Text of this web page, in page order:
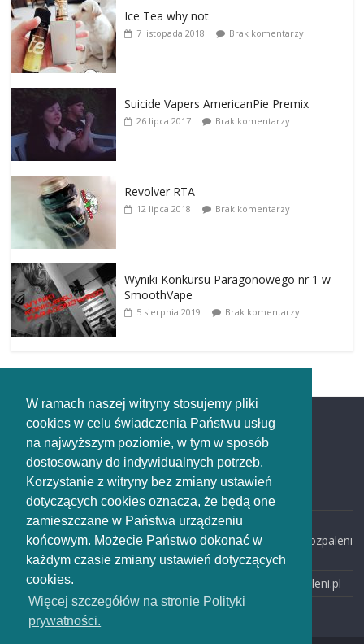
W ramach naszej witryny stosujemy pliki
cookies w celu świadczenia Państwu usług
na najwyższym poziomie, w tym w sposób
dostosowany do indywidualnych potrzeb.
Korzystanie z witryny bez zmiany ustawień
dotyczących cookies oznacza, że będą one
zamieszczane w Państwa urządzeniu
końcowym. Możecie Państwo dokonać w
każdym czasie zmiany ustawień dotyczących
cookies.
Więcej szczegółów na stronie Polityki
prywatności.
Ice Tea why not
7 listopada 2018 Brak komentarzy
Suicide Vapers AmericanPie Premix
26 lipca 2017 Brak komentarzy
Revolver RTA
12 lipca 2018 Brak komentarzy
Wyniki Konkursu Paragonowego nr 1 w
SmoothVape
5 sierpnia 2019 Brak komentarzy
Redakcja
Redakcja
rozpaleni.pl
redakcja@rozpaleni
.pl
www: rozpaleni.pl